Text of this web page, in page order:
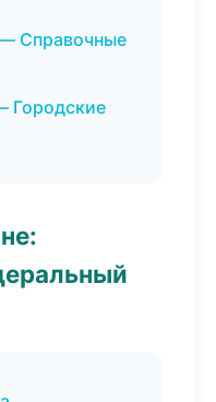
Справочные
Городские